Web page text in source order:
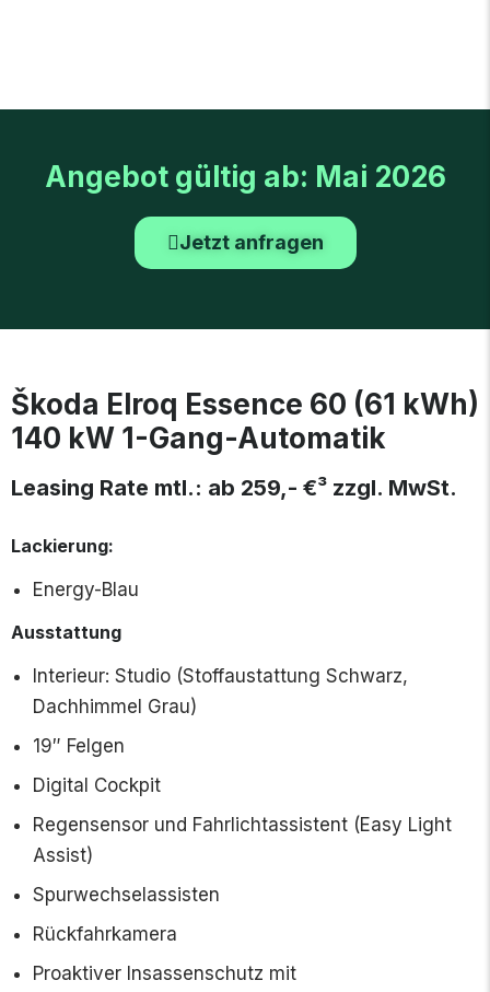
Angebot gültig ab: Mai 2026
Jetzt anfragen
Škoda Elroq Essence 60 (61 kWh)
140 kW 1-Gang-Automatik
Leasing Rate mtl.: ab 259,- €³ zzgl. MwSt.
Lackierung:
Energy-Blau
Ausstattung
Interieur: Studio (Stoffaustattung Schwarz,
Dachhimmel Grau)
19″ Felgen
Digital Cockpit
Regensensor und Fahrlichtassistent (Easy Light
Assist)
Spurwechselassisten
Rückfahrkamera
Proaktiver Insassenschutz mit